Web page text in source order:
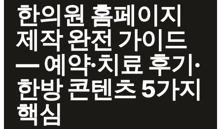
한의원 홈페이지
제작 완전 가이드
— 예약·치료 후기·
한방 콘텐츠 5가지
핵심